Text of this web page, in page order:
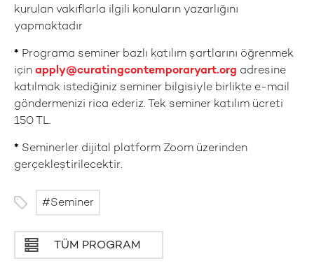
kurulan vakıflarla ilgili konuların yazarlığını
yapmaktadır
* Programa seminer bazlı katılım şartlarını öğrenmek
için apply@curatingcontemporaryart.org adresine
katılmak istediğiniz seminer bilgisiyle birlikte e-mail
göndermenizi rica ederiz. Tek seminer katılım ücreti
150 TL.
* Seminerler dijital platform Zoom üzerinden
gerçekleştirilecektir.
Seminer
TÜM PROGRAM